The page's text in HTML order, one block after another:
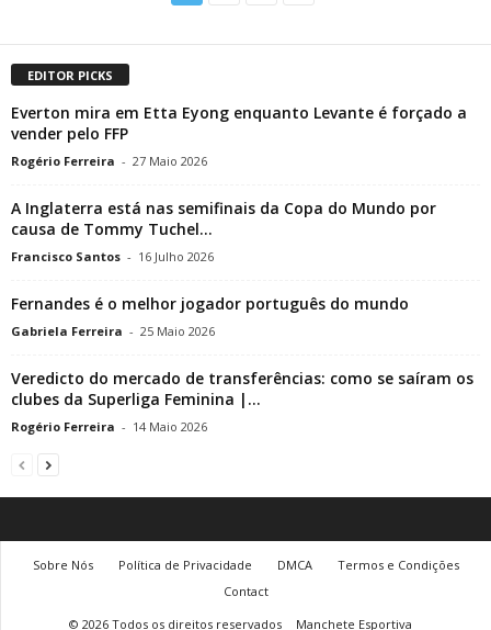
EDITOR PICKS
Everton mira em Etta Eyong enquanto Levante é forçado a
vender pelo FFP
Rogério Ferreira - 27 Maio 2026
A Inglaterra está nas semifinais da Copa do Mundo por
causa de Tommy Tuchel...
Francisco Santos - 16 Julho 2026
Fernandes é o melhor jogador português do mundo
Gabriela Ferreira - 25 Maio 2026
Veredicto do mercado de transferências: como se saíram os
clubes da Superliga Feminina |...
Rogério Ferreira - 14 Maio 2026
Sobre Nós Política de Privacidade DMCA
Termos e Condições
Contact
© 2026 Todos os direitos reservados
Manchete Esportiva